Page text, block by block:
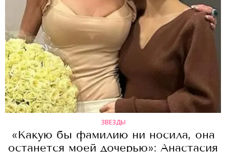
ЗВЕЗДЫ
«Какую бы фамилию ни носила, она
останется моей дочерью»: Анастасия